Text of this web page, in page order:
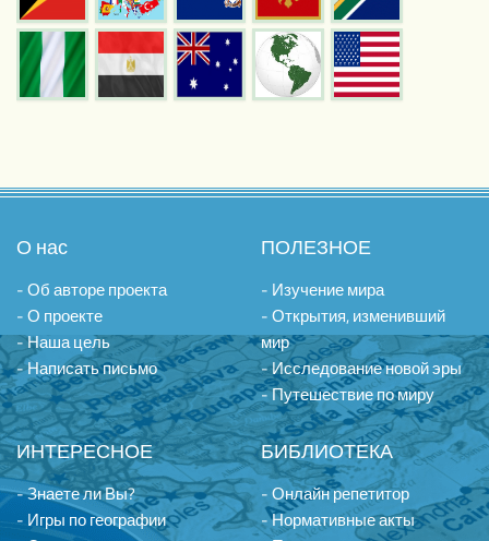
О нас
- Об авторе проекта
- О проекте
- Наша цель
- Написать письмо
ПОЛЕЗНОЕ
- Изучение мира
- Открытия, изменивший
мир
- Исследование новой эры
- Путешествие по миру
ИНТЕРЕСНОЕ
- Знаете ли Вы?
- Игры по географии
БИБЛИОТЕКА
- Онлайн репетитор
- Нормативные акты